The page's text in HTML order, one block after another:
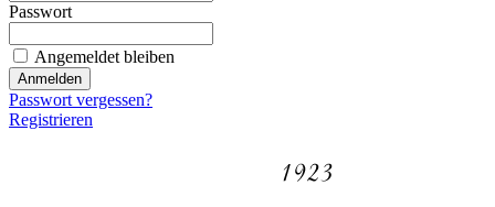
Passwort
Angemeldet bleiben
Passwort vergessen?
Registrieren